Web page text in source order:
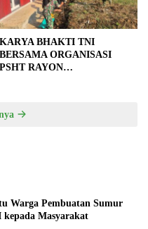
KARYA BHAKTI TNI
BERSAMA ORGANISASI
PSHT RAYON
KEMANUNGGALAN TNI-
Warga Pembuatan Sumur
Masyarakat